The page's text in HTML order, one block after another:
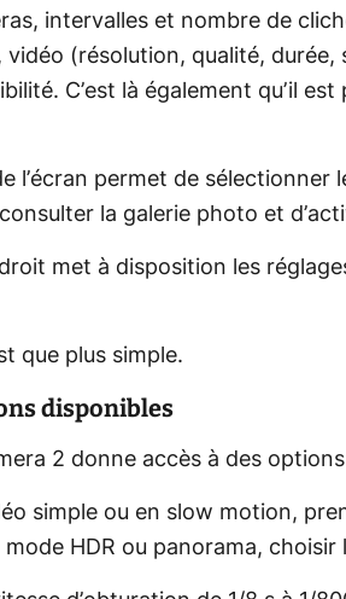
intervalles et nombre de
vidéo (résolution, qualité, durée,
C’est là également qu’il
l’écran permet de sélectionner
la galerie photo et
met à disposition les
que plus simple.
disponibles
2 donne accès à des
simple ou en slow motion,
HDR ou panorama, choisir